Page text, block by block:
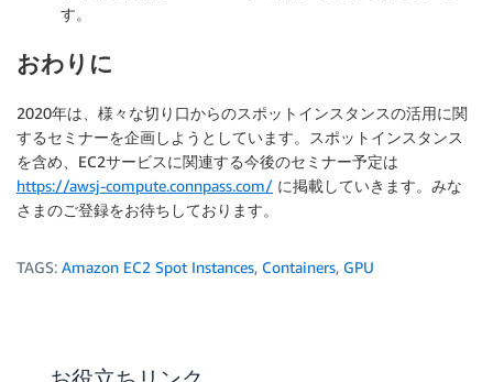
す。
おわりに
2020年は、様々な切り口からのスポットインスタンスの活用に関
するセミナーを企画しようとしています。スポットインスタンス
を含め、EC2サービスに関連する今後のセミナー予定は
https://awsj-compute.connpass.com/ に掲載していきます。みな
さまのご登録をお待ちしております。
TAGS: Amazon EC2 Spot Instances, Containers, GPU